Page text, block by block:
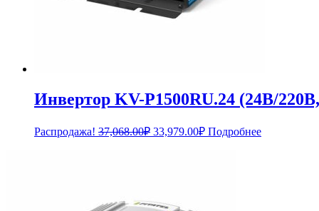
Инвертор KV-P1500RU.24 (24В/
Распродажа! 37,068.00₽ Первоначальная
33,979.00₽Текущая
цена:
Подробнее